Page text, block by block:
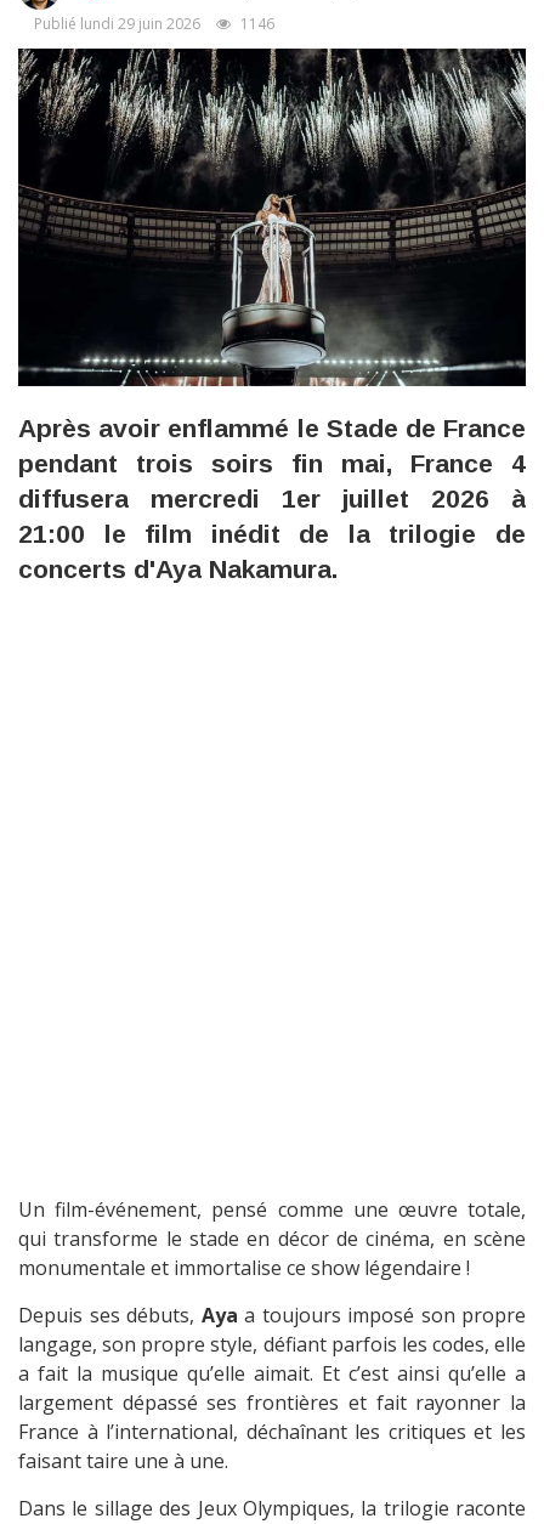
Publié lundi 29 juin 2026 1146
Après avoir enflammé le Stade de France
pendant trois soirs fin mai, France 4
diffusera mercredi 1er juillet 2026 à
21:00 le film inédit de la trilogie de
concerts d'Aya Nakamura.
Un film-événement, pensé comme une œuvre totale,
qui transforme le stade en décor de cinéma, en scène
monumentale et immortalise ce show légendaire !
Depuis ses débuts, Aya a toujours imposé son propre
langage, son propre style, défiant parfois les codes, elle
a fait la musique qu’elle aimait. Et c’est ainsi qu’elle a
largement dépassé ses frontières et fait rayonner la
France à l’international, déchaînant les critiques et les
faisant taire une à une.
Dans le sillage des Jeux Olympiques, la trilogie raconte